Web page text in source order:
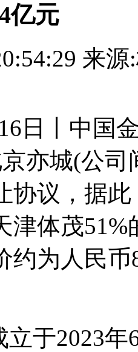
亿元
来源
日丨中国
亦城(公
协议，据
津体茂
约为人民币
立于2023